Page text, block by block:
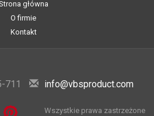
główna
O firmie
Kontakt
711 info@vbsproduct.com
Wszystkie prawa zastrzeżone